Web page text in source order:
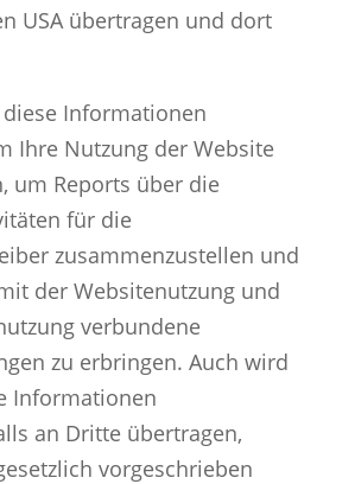
USA übertragen und dort
Informationen
Ihre Nutzung der Website
um Reports über die
für die
zusammenzustellen und
der Websitenutzung und
verbundene
zu erbringen. Auch wird
Informationen
an Dritte übertragen,
vorgeschrieben